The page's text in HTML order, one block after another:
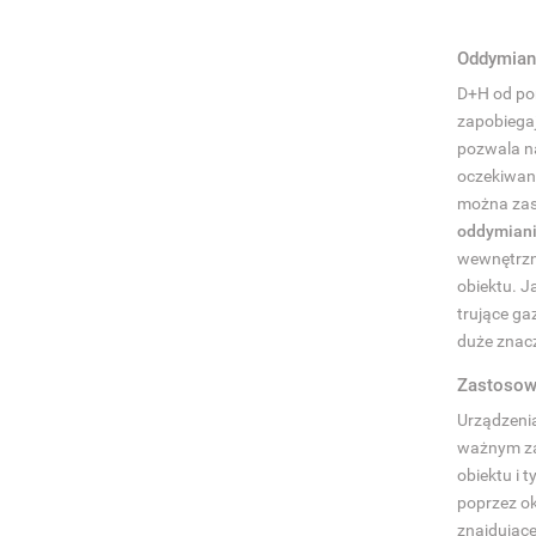
D+H od
pozwala
można
obiektu.
trujące
duże
ważnym
obiektu i
poprzez